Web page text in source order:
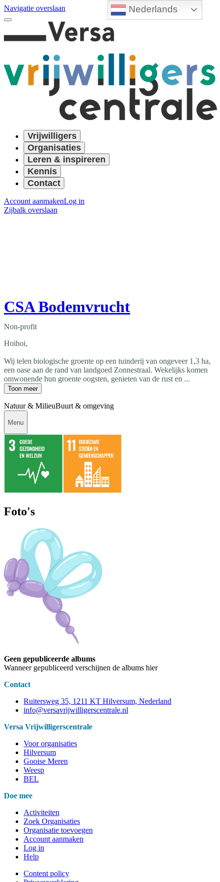
Nederlands
Navigatie overslaan
Vrijwilligers
Organisaties
Leren & inspireren
Kennis
Contact
Account aanmakenLog in
Zijbalk overslaan
CSA Bodemvrucht
Non-profit
Hoihoi,
Wij telen biologische groente op een tuinderij van ongeveer 1,3 ha,
een oase aan de rand van landgoed Zonnestraal. Wekelijks komen
omwonende hun groente oogsten, genieten van de rust en ...
Toon meer
Natuur & MilieuBuurt & omgeving
Menu
Foto's
Geen gepubliceerde albums
Wanneer gepubliceerd verschijnen de albums hier
Contact
Ruitersweg 35, 1211 KT Hilversum, Nederland
info@versavrijwilligerscentrale.nl
Versa Vrijwilligerscentrale
Voor organisaties
Hilversum
Gooise Meren
Weesp
BEL
Doe mee
Activiteiten
Zoek Organisaties
Organisatie toevoegen
Account aanmaken
Log in
Help
Content policy